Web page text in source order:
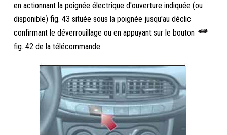
en actionnant la poignée électrique d'ouverture indiquée (ou
disponible) fig. 43 située sous la poignée jusqu'au déclic
confirmant le déverrouillage ou en appuyant sur le bouton
fig. 42 de la télécommande.